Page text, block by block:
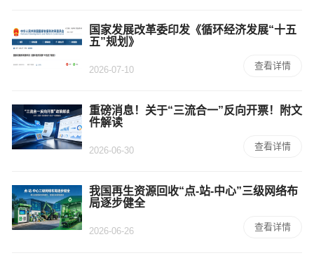
国家发展改革委印发《循环经济发展“十五
五”规划》
2026-07-10 查看详情
重磅消息！关于“三流合一”反向开票！附文
件解读
2026-06-30 查看详情
我国再生资源回收“点-站-中心”三级网络布
局逐步健全
2026-06-26 查看详情